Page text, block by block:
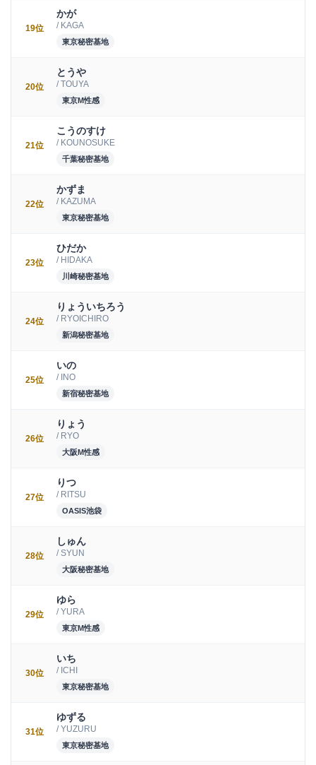
19位
かが
/ KAGA
東京秘密基地
20位
とうや
/ TOUYA
東京M性感
21位
こうのすけ
/ KOUNOSUKE
千葉秘密基地
22位
かずま
/ KAZUMA
東京秘密基地
23位
ひだか
/ HIDAKA
川崎秘密基地
24位
りょういちろう
/ RYOICHIRO
新潟秘密基地
25位
いの
/ INO
新宿秘密基地
26位
りょう
/ RYO
大阪M性感
27位
りつ
/ RITSU
OASIS池袋
28位
しゅん
/ SYUN
大阪秘密基地
29位
ゆら
/ YURA
東京M性感
30位
いち
/ ICHI
東京秘密基地
31位
ゆずる
/ YUZURU
東京秘密基地